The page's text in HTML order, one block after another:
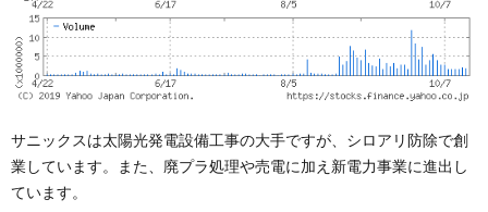
サニックスは太陽光発電設備工事の大手ですが、シロアリ防除で創
業しています。また、廃プラ処理や売電に加え新電力事業に進出し
ています。